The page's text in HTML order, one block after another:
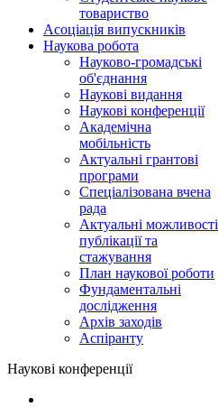
товариство
Асоціація випускників
Наукова робота
Науково-громадські
об'єднання
Наукові видання
Наукові конференції
Академічна
мобільність
Актуальні грантові
програми
Спеціалізована вчена
рада
Актуальні можливості
публікації та
стажування
План наукової роботи
Фундаментальні
дослідження
Архів заходів
Аспіранту
Наукові конференції